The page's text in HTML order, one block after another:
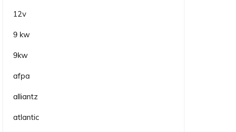
12v
9 kw
9kw
afpa
alliantz
atlantic